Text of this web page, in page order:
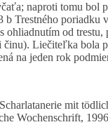
naproti tomu bol
b Trestného poriadku
ohliadnutím od trestu,
činu). Liečiteľka bola
na jeden rok
mit
Wochenschrift, 1996